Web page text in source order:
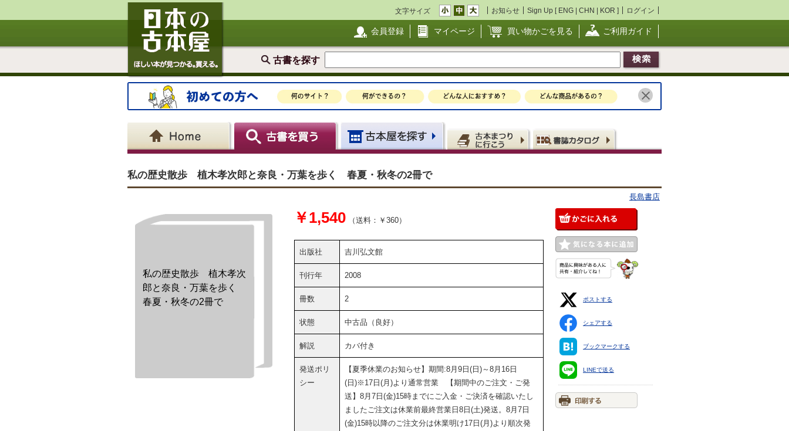
文字サイズ お知らせ Sign Up [ ENG | CHN | KOR ] ログイン
会員登録 マイページ 買い物かごを見る ご利用ガイド
古書を探す
私の歴史散歩 植木孝次郎と奈良・万葉を歩く 春夏・秋冬の2冊で
長島書店
私の歴史散歩 植木孝次
郎と奈良・万葉を歩く
春夏・秋冬の2冊で
￥1,540 （送料：￥360）
出版社 吉川弘文館
刊行年 2008
冊数 2
状態 中古品（良好）
解説 カバ付き
発送ポリ
シー
【夏季休業のお知らせ】期間:8月9日(日)～8月16日
(日)※17日(月)より通常営業 【期間中のご注文・ご発
送】8月7日(金)15時までにご入金・ご決済を確認いたし
ましたご注文は休業前最終営業日8日(土)発送。8月7日
(金)15時以降のご注文分は休業明け17日(月)より順次発
ポストする
シェアする
ブックマークする
LINEで送る